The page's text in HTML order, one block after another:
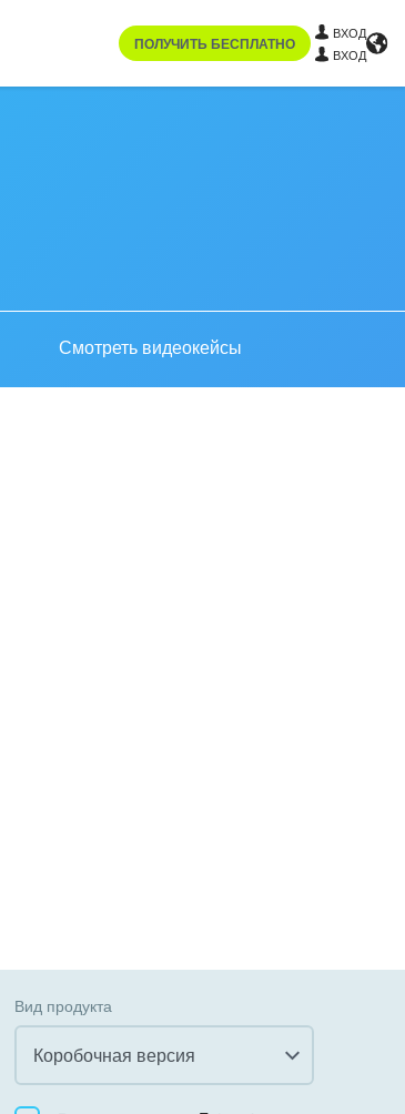
ПОЛУЧИТЬ БЕСПЛАТНО
ВХОД
ВХОД
Смотреть видеокейсы
Вид продукта
Коробочная версия
Все